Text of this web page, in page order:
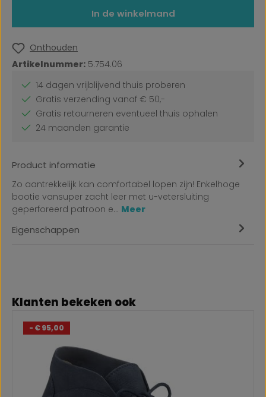
In de winkelmand
Onthouden
Artikelnummer: 5.754.06
14 dagen vrijblijvend thuis proberen
Gratis verzending vanaf € 50,-
Gratis retourneren eventueel thuis ophalen
24 maanden garantie
Product informatie
Zo aantrekkelijk kan comfortabel lopen zijn! Enkelhoge
bootie vansuper zacht leer met u-vetersluiting
geperforeerd patroon e… Meer
Eigenschappen
Productgalerij overslaan
Klanten bekeken ook
- € 95,00